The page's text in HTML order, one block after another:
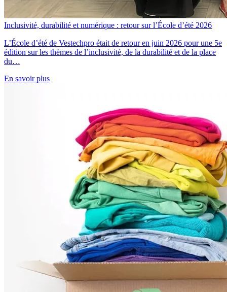
Inclusivité, durabilité et numérique : retour sur l’École d’été 2026
L’École d’été de Vestechpro était de retour en juin 2026 pour une 5e
édition sur les thèmes de l’inclusivité, de la durabilité et de la place
du…
En savoir plus